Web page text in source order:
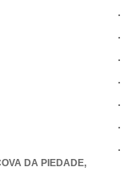
DA PIEDADE,